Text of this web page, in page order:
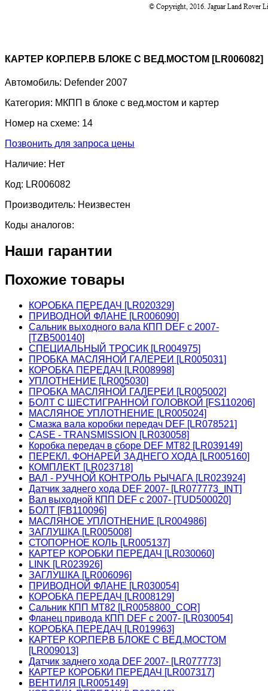
КАРТЕР КОР.ПЕР.В БЛОКЕ С ВЕД.МОСТОМ [LR006082]
Автомобиль: Defender 2007
Категория: МКПП в блоке с вед.мостом и картер
Номер на схеме: 14
Позвонить для запроса цены
Наличие: Нет
Код: LR006082
Производитель: Неизвестен
Коды аналогов:
Наши гарантии
Похожие товары
КОРОБКА ПЕРЕДАЧ [LR020329]
ПРИВОДНОЙ ФЛАНЕ [LR006090]
Сальник выходного вала КПП DEF c 2007-
[TZB500140]
СПЕЦИАЛЬНЫЙ ТРОСИК [LR004975]
ПРОБКА МАСЛЯНОЙ ГАЛЕРЕИ [LR005031]
КОРОБКА ПЕРЕДАЧ [LR008998]
УПЛОТНЕНИЕ [LR005030]
ПРОБКА МАСЛЯНОЙ ГАЛЕРЕИ [LR005002]
БОЛТ С ШЕСТИГРАННОЙ ГОЛОВКОЙ [FS110206]
МАСЛЯНОЕ УПЛОТНЕНИЕ [LR005024]
Смазка вала коробки передач DEF [LR078521]
CASE - TRANSMISSION [LR030058]
Коробка передач в сборе DEF MT82 [LR039149]
ПЕРЕКЛ. ФОНАРЕЙ ЗАДНЕГО ХОДА [LR005160]
КОМПЛЕКТ [LR023718]
ВАЛ - РУЧНОЙ КОНТРОЛЬ РЫЧАГА [LR023924]
Датчик заднего хода DEF 2007- [LR077773_INT]
Вал выходной КПП DEF c 2007- [TUD500020]
БОЛТ [FB110096]
МАСЛЯНОЕ УПЛОТНЕНИЕ [LR004986]
ЗАГЛУШКА [LR005008]
СТОПОРНОЕ КОЛЬ [LR005137]
КАРТЕР КОРОБКИ ПЕРЕДАЧ [LR030060]
LINK [LR023926]
ЗАГЛУШКА [LR006096]
ПРИВОДНОЙ ФЛАНЕ [LR030054]
КОРОБКА ПЕРЕДАЧ [LR008129]
Сальник КПП МТ82 [LR0058800_COR]
Фланец привода КПП DEF c 2007- [LR030054]
КОРОБКА ПЕРЕДАЧ [LR019963]
КАРТЕР КОР.ПЕР.В БЛОКЕ С ВЕД.МОСТОМ
[LR009013]
Датчик заднего хода DEF 2007- [LR077773]
КАРТЕР КОРОБКИ ПЕРЕДАЧ [LR007317]
ВЕНТИЛЯ [LR005149]